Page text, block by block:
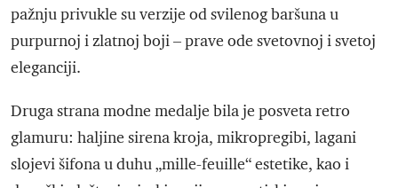
pažnju privukle su verzije od svilenog baršuna u
purpurnoj i zlatnoj boji – prave ode svetovnoj i svetoj
eleganciji.
Druga strana modne medalje bila je posveta retro
glamuru: haljine sirena kroja, mikropregibi, lagani
slojevi šifona u duhu „mille-feuille“ estetike, kao i